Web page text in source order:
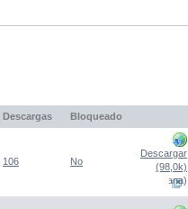
Descargas Bloqueado
106 No
Descargar
(98,0k)
(Abre una nueva ventana)